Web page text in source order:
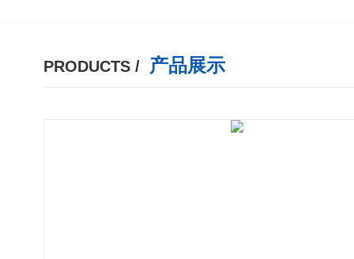
PRODUCTS / 产品展示